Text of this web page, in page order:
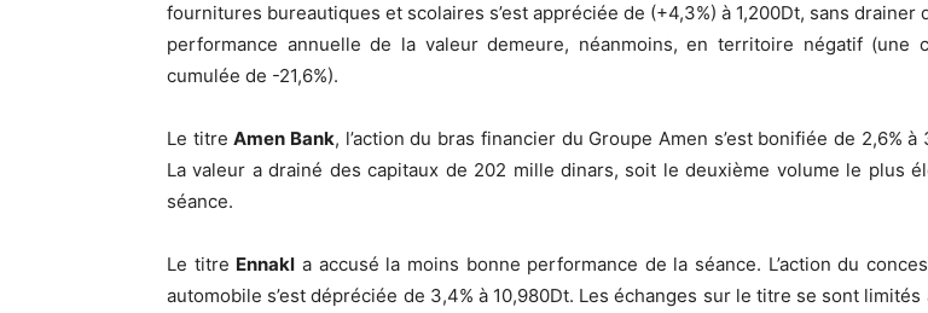
fournitures bureautiques et scolaires s’est appréciée de (+4,3%) à 1,200Dt, sans drainer
performance annuelle de la valeur demeure, néanmoins, en territoire négatif (une
cumulée de -21,6%).
Le titreAmen Bank, l’action du bras financier du Groupe Amen s’est bonifiée de 2,6% à
La valeur a drainé des capitaux de 202 mille dinars, soit le deuxième volume le plus
séance.
Le titre Ennakl a accusé la moins bonne performance de la séance. L’action du
automobile s’est dépréciée de 3,4% à 10,980Dt. Les échanges sur le titre se sont limités